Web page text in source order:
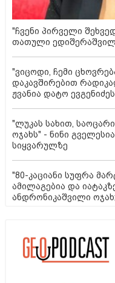
"ჩვენი პირველი
თათული
"ვიცოდი, ჩემი
დაკავშირებით
ჟვანია დატო
"ლუკას სახით,
ოჯახს" - ნინი
სიყვარულზე
"80-კაციანი სუფრა
ამილაგებია და
ანდრონიკაშვილი